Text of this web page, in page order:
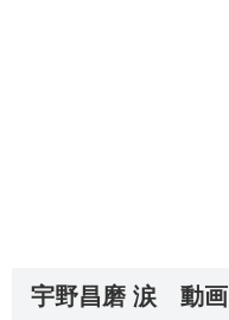
宇野昌磨 涙 動画